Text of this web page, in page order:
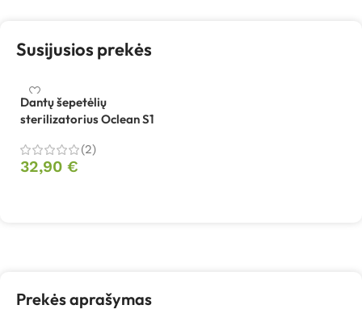
Susijusios prekės
Dantų šepetėlių
sterilizatorius Oclean S1
(2)
32,90 €
Prekės aprašymas